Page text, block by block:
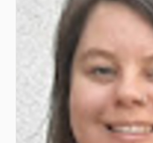
Follower